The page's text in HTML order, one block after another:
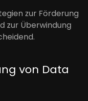
zur Förderung
zur Überwindung
von Data